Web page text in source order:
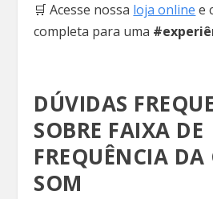
🛒 Acesse nossa loja online e
completa para uma
DÚVIDAS
SOBRE FAIXA DE
FREQUÊNCIA DA
SOM